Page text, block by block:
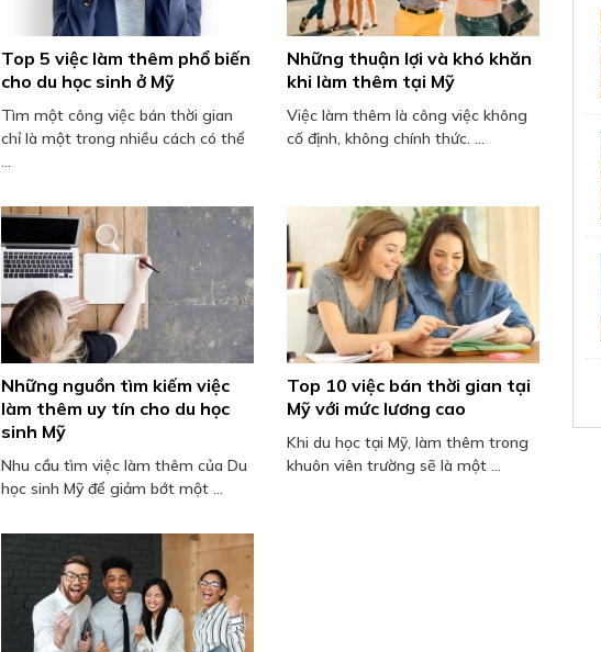
Top 5 việc làm thêm phổ biến
cho du học sinh ở Mỹ
Tìm một công việc bán thời gian
chỉ là một trong nhiều cách có thể
...
Những thuận lợi và khó khăn
khi làm thêm tại Mỹ
Việc làm thêm là công việc không
cố định, không chính thức. ...
Những nguồn tìm kiếm việc
làm thêm uy tín cho du học
sinh Mỹ
Nhu cầu tìm việc làm thêm của Du
học sinh Mỹ để giảm bớt một ...
Top 10 việc bán thời gian tại
Mỹ với mức lương cao
Khi du học tại Mỹ, làm thêm trong
khuôn viên trường sẽ là một ...